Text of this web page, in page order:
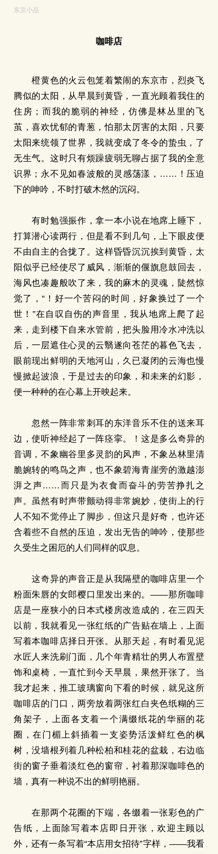
东京小品
咖啡店
橙黄色的火云包笼着繁闹的东京市，烈炎飞
腾似的太阳，从早晨到黄昏，一直光顾着我住的
住房；而我的脆弱的神经，仿佛是林丛里的飞
茧，喜欢忧郁的青葱，怕那太厉害的太阳，只要
太阳来统领了世界，我就变成了冬令的蛰虫，了
无生气。这时只有烦躁疲弱无聊占据了我的全意
识界；永不见如春波般的灵感荡漾，……！压迫
下的呻吟，不时打破木然的沉闷。
有时勉强振作，拿一本小说在地席上睡下，
打算潜心读两行，但是看不到几句，上下眼皮便
不由自主的合拢了。这样昏昏沉沉挨到黄昏，太
阳似乎已经使尽了威风，渐渐的偃旗息鼓回去，
海风也凑趣般吹了来，我的麻木的灵魂，陡然惊
觉了，“！好一个苦闷的时间，好象换过了一个
世！”在自叹自伤的声音里，我从地席上爬了起
来，走到楼下自来水管前，把头脸用冷水冲洗以
后，一层遮住心灵的云翳遂向苍茫的暮色飞去，
眼前现出鲜明的天地河山，久已凝闭的云海也慢
慢掀起波浪，于是过去的印象，和未来的幻影，
便一种种的在心幕上开映起来。
忽然一阵非常刺耳的东洋音乐不住的送来耳
边，使听神经起了一阵痉挛。！这是多么奇异的
音调，不象幽谷里多灵韵的风声，不象丛林里清
脆婉转的鸣鸟之声，也不象碧海青崖旁的激越澎
湃之声……而只是为衣食而奋斗的劳苦挣扎之
声。虽然有时声带颤动得非常婉妙，使街上的行
人不知不觉停止了脚步，但这只是好奇，也许还
含着些不自然的压迫，发出无告的呻吟，使那些
久受生之困厄的人们同样的叹息。
这奇异的声音正是从我隔壁的咖啡店里一个
粉面朱唇的女郎樱口里发出来的。——那所咖啡
店是一座狭小的日本式楼房改造成的，在三四天
以前，我就看见一张红纸的广告贴在墙上，上面
写着本咖啡店择日开张。从那天起，有时看见泥
水匠人来洗刷门面，几个年青精壮的男人布置壁
饰和桌椅，一直忙到今天早晨，果然开张了。当
我才起来，推工玻璃窗向下看的时候，就见这所
咖啡店的门口，两旁放着两张红白夹色纸糊的三
角架子，上面各支着一个满缀纸花的华丽的花
圈，在门楣上斜插着一支姿势活泼鲜红色的枫
树，没墙根列着几种松柏和桂花的盆栽，右边临
街的窗子垂着淡红色的窗帘，衬着那深咖啡色的
墙，真有一种说不出的鲜明艳丽。
在那两个花圈的下端，各缀着一张彩色的广
告纸，上面除写着本店即日开张，欢迎主顾以
外，还有一条写着“本店用女招待”字样，——我看